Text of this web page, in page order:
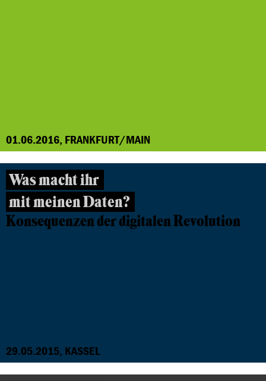
01.06.2016, FRANKFURT/MAIN
Was macht ihr
mit meinen Daten?
Konsequenzen der digitalen Revolution
29.05.2015, KASSEL